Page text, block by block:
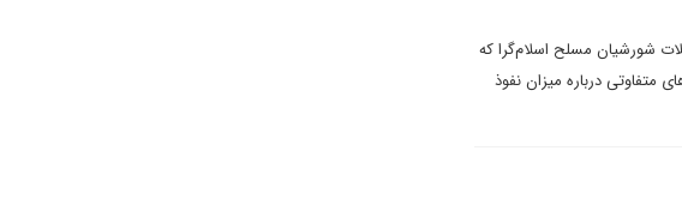
شورشیان مسلح اسلام‌گرا که
متفاوتی درباره میزان نفوذ